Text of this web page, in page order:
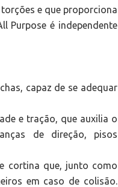
e que proporciona
Purpose é independente
capaz de se adequar
e tração, que auxilia o
de direção, pisos
cortina que, junto como
em caso de colisão.